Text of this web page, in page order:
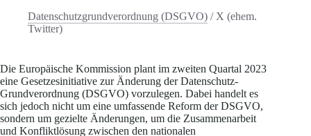
Datenschutzgrundverordnung (DSGVO) / X (ehem.
Twitter)
Die Europäische Kommission plant im zweiten Quartal 2023
eine Gesetzesinitiative zur Änderung der Datenschutz-
Grundverordnung (DSGVO) vorzulegen. Dabei handelt es
sich jedoch nicht um eine umfassende Reform der DSGVO,
sondern um gezielte Änderungen, um die Zusammenarbeit
und Konfliktlösung zwischen den nationalen